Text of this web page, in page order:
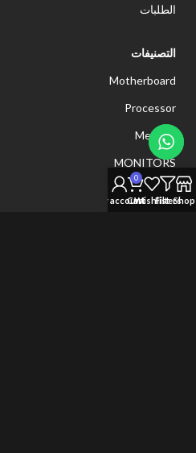
الطلبات
التصنيفات
Motherboard
Processor
Memory
MONITORS
Graphic Card
Shop
Filters
Wishlist
0
Cart
My account